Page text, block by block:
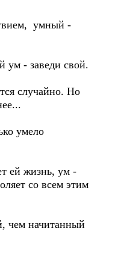
умный -
ум - заведи свой.
случайно. Но
умело
ей жизнь, ум -
со всем этим
чем начитанный